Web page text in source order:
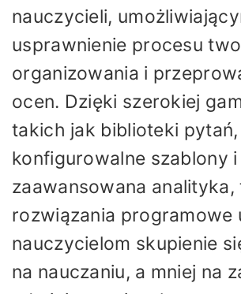
nauczycieli,
usprawnienie procesu
organizowania i
ocen. Dzięki szerokiej
takich jak biblioteki pytań,
konfigurowalne szablony i
zaawansowana analityka,
rozwiązania programowe
nauczycielom skupienie
na nauczaniu, a mniej na